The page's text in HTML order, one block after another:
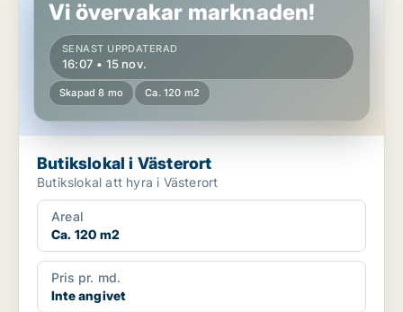
Vi övervakar marknaden!
SENAST UPPDATERAD
16:07 • 15 nov.
Skapad 8 mo Ca. 120 m2
Butikslokal i Västerort
Butikslokal att hyra i Västerort
Areal
Ca. 120 m2
Pris pr. md.
Inte angivet